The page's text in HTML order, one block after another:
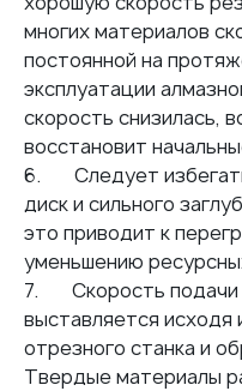
многих материалов
постоянной на
эксплуатации
скорость снизилась,
восстановит
6. Следует избегать
диск и сильного
это приводит к
уменьшению
7. Скорость подачи
выставляется исходя
отрезного станка и
Твердые материалы